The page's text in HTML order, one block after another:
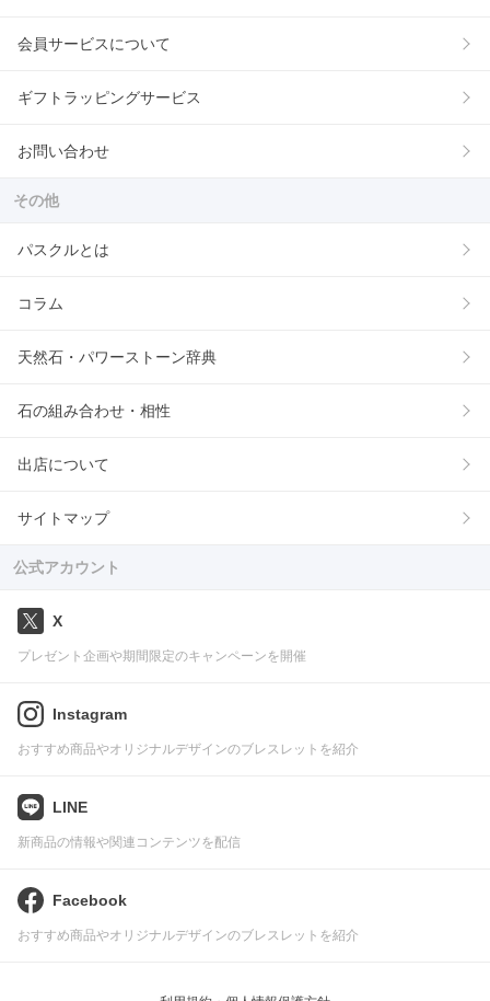
会員サービスについて
ギフトラッピングサービス
お問い合わせ
その他
パスクルとは
コラム
天然石・パワーストーン辞典
石の組み合わせ・相性
出店について
サイトマップ
公式アカウント
X
プレゼント企画や期間限定のキャンペーンを開催
Instagram
おすすめ商品やオリジナルデザインのブレスレットを紹介
LINE
新商品の情報や関連コンテンツを配信
Facebook
おすすめ商品やオリジナルデザインのブレスレットを紹介